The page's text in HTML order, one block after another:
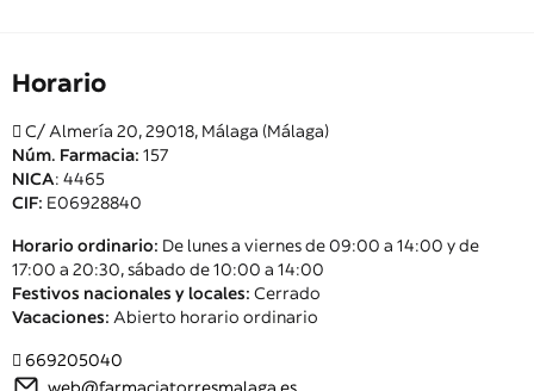
Horario
C/ Almería 20, 29018, Málaga (Málaga)
Núm. Farmacia: 157
NICA: 4465
CIF: E06928840
Horario ordinario: De lunes a viernes de 09:00 a 14:00 y de
17:00 a 20:30, sábado de 10:00 a 14:00
Festivos nacionales y locales: Cerrado
Vacaciones: Abierto horario ordinario
669205040